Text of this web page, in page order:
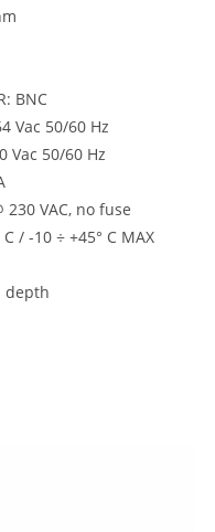
BNC
Vac 50/60 Hz
Vac 50/60 Hz
230 VAC, no fuse
C / -10 ÷ +45° C MAX
depth